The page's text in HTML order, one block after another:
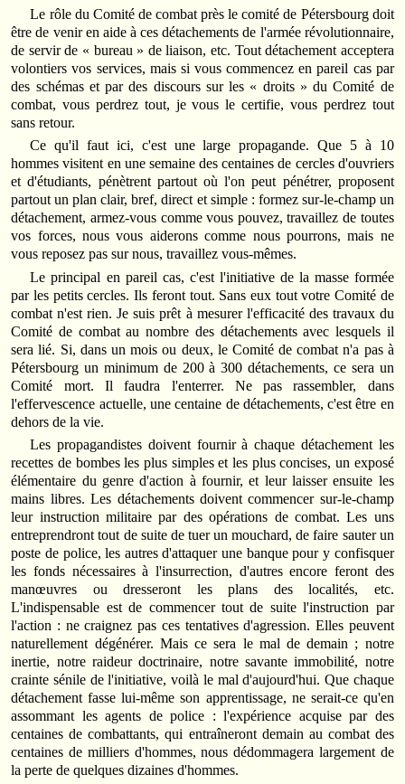
Le rôle du Comité de combat près le comité de Pétersbourg doit
être de venir en aide à ces détachements de l'armée révolutionnaire,
de servir de « bureau » de liaison, etc. Tout détachement acceptera
volontiers vos services, mais si vous commencez en pareil cas par
des schémas et par des discours sur les « droits » du Comité de
combat, vous perdrez tout, je vous le certifie, vous perdrez tout
sans retour.
Ce qu'il faut ici, c'est une large propagande. Que 5 à 10
hommes visitent en une semaine des centaines de cercles d'ouvriers
et d'étudiants, pénètrent partout où l'on peut pénétrer, proposent
partout un plan clair, bref, direct et simple : formez sur-le-champ un
détachement, armez-vous comme vous pouvez, travaillez de toutes
vos forces, nous vous aiderons comme nous pourrons, mais ne
vous reposez pas sur nous, travaillez vous-mêmes.
Le principal en pareil cas, c'est l'initiative de la masse formée
par les petits cercles. Ils feront tout. Sans eux tout votre Comité de
combat n'est rien. Je suis prêt à mesurer l'efficacité des travaux du
Comité de combat au nombre des détachements avec lesquels il
sera lié. Si, dans un mois ou deux, le Comité de combat n'a pas à
Pétersbourg un minimum de 200 à 300 détachements, ce sera un
Comité mort. Il faudra l'enterrer. Ne pas rassembler, dans
l'effervescence actuelle, une centaine de détachements, c'est être en
dehors de la vie.
Les propagandistes doivent fournir à chaque détachement les
recettes de bombes les plus simples et les plus concises, un exposé
élémentaire du genre d'action à fournir, et leur laisser ensuite les
mains libres. Les détachements doivent commencer sur-le-champ
leur instruction militaire par des opérations de combat. Les uns
entreprendront tout de suite de tuer un mouchard, de faire sauter un
poste de police, les autres d'attaquer une banque pour y confisquer
les fonds nécessaires à l'insurrection, d'autres encore feront des
manœuvres ou dresseront les plans des localités, etc.
L'indispensable est de commencer tout de suite l'instruction par
l'action : ne craignez pas ces tentatives d'agression. Elles peuvent
naturellement dégénérer. Mais ce sera le mal de demain ; notre
inertie, notre raideur doctrinaire, notre savante immobilité, notre
crainte sénile de l'initiative, voilà le mal d'aujourd'hui. Que chaque
détachement fasse lui-même son apprentissage, ne serait-ce qu'en
assommant les agents de police : l'expérience acquise par des
centaines de combattants, qui entraîneront demain au combat des
centaines de milliers d'hommes, nous dédommagera largement de
la perte de quelques dizaines d'hommes.